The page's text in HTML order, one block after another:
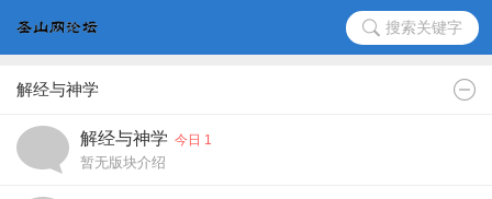
搜索关键字
解经与神学
解经与神学 今日 1
暂无版块介绍